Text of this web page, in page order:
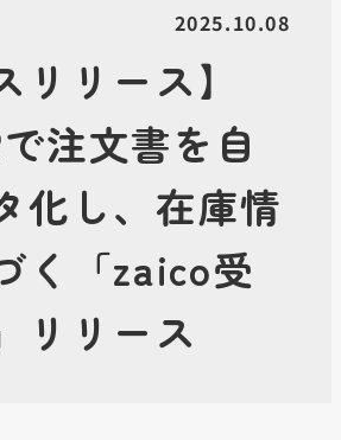
2025.10.08
リリース】
注文書を自
化し、在庫情
く「zaico受
リリース